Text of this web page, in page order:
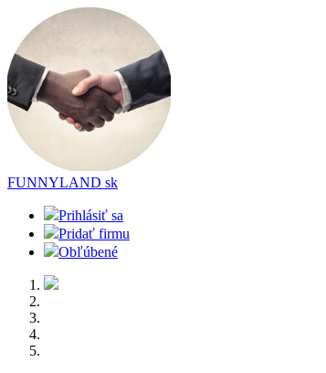
FUNNYLAND sk
Prihlásiť sa
Pridať firmu
Obľúbené